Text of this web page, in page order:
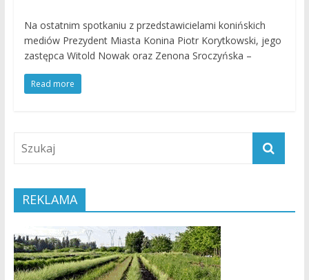
Na ostatnim spotkaniu z przedstawicielami konińskich
mediów Prezydent Miasta Konina Piotr Korytkowski, jego
zastępca Witold Nowak oraz Zenona Sroczyńska –
Read more
REKLAMA